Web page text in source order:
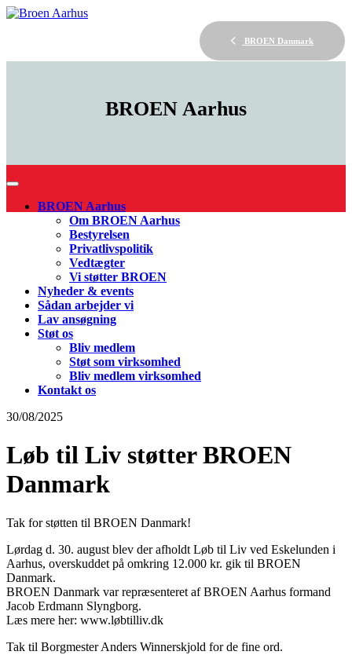
BROEN Danmark
BROEN Aarhus
BROEN Aarhus
Om BROEN Aarhus
Bestyrelsen
Privatlivspolitik
Vedtægter
Vi støtter BROEN
Nyheder & events
Sådan arbejder vi
Lav ansøgning
Støt os
Bliv medlem
Støt som virksomhed
Bliv medlem virksomhed
Kontakt os
30/08/2025
Løb til Liv støtter BROEN
Danmark
Tak for støtten til BROEN Danmark!
Lørdag d. 30. august blev der afholdt Løb til Liv ved Eskelunden i
Aarhus, overskuddet på omkring 12.000 kr. gik til BROEN
Danmark.
BROEN Danmark var repræsenteret af BROEN Aarhus formand
Jacob Erdmann Slyngborg.
Læs mere her: www.løbtilliv.dk
Tak til Borgmester Anders Winnerskjold for de fine ord.